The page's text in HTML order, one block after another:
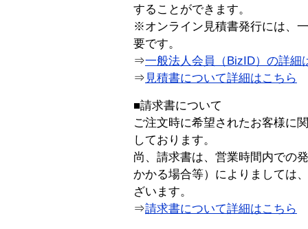
することができます。
※オンライン見積書発行には、
要です。
⇒一般法人会員（BizID）の詳細
⇒ 見積書について詳細はこちら
■請求書について
ご注文時に希望されたお客様に
しております。
尚、請求書は、営業時間内での
かかる場合等）によりましては
ざいます。
⇒請求書について詳細はこちら